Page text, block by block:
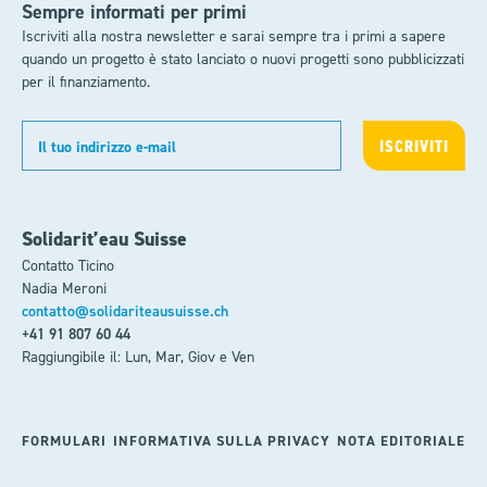
Solidarit’eau Suisse
Contatto Ticino
Nadia Meroni
Raggiungibile il: Lun, Mar, Giov e Ven
+41 91 807 60 44
contatto@solidariteausuisse.ch
Sempre informati per primi
Iscriviti alla nostra newsletter e sarai sempre tra i primi a sapere
quando un progetto è stato lanciato o nuovi progetti sono pubblicizzati
per il finanziamento.
FORMULARI INFORMATIVA SULLA PRIVACY NOTA EDITORIALE